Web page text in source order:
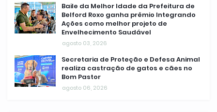
Baile da Melhor Idade da Prefeitura de
Belford Roxo ganha prêmio Integrando
Ações como melhor projeto de
Envelhecimento Saudável
agosto 03, 2026
Secretaria de Proteção e Defesa Animal
realiza castração de gatos e cães no
Bom Pastor
agosto 06, 2026